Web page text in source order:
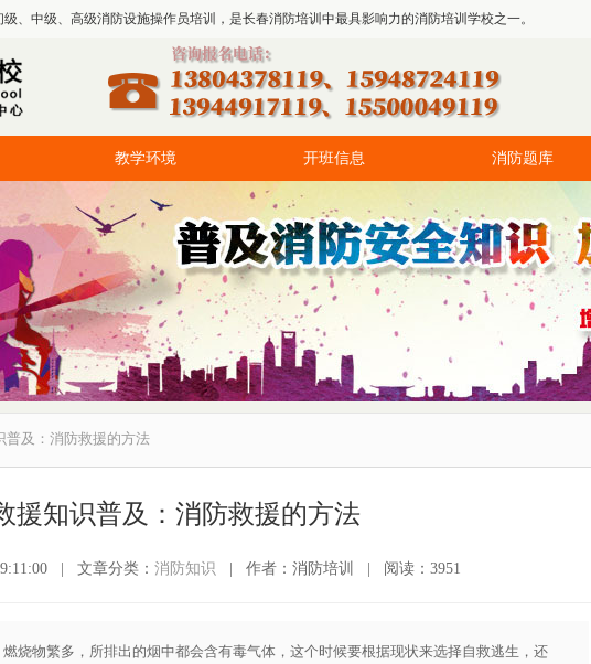
、中级、高级消防设施操作员培训，是长春消防培训中最具影响力的消防培训学校之一。
教学环境 开班信息 消防题库
普及：消防救援的方法
援知识普及：消防救援的方法
文章分类： 消防知识 作者：消防培训 阅读：3951
烧物繁多，所排出的烟中都会含有毒气体，这个时候要根据现状来选择自救逃生，还